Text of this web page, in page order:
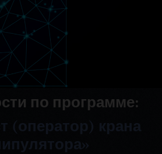
по программе:
(оператор) крана